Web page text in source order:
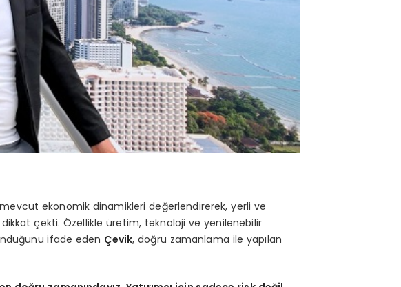
ekonomik dinamikleri değerlendirerek, yerli ve
dikkat çekti. Özellikle üretim, teknoloji ve yenilenebilir
ifade eden Çevik, doğru zamanlama ile yapılan